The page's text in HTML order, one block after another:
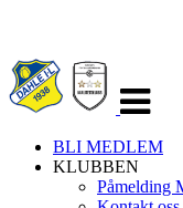
BLI MEDLEM
KLUBBEN
Påmelding